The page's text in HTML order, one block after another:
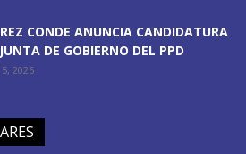
CONDE ANUNCIA CANDIDATURA
DE GOBIERNO DEL PPD
2026